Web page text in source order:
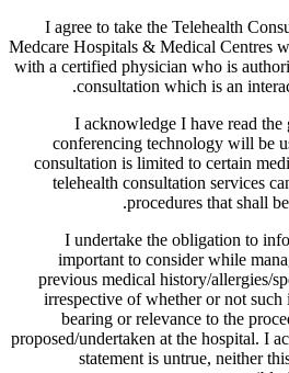
I agree to take the Telehealth
Medcare Hospitals & Medical Centres
with a certified physician who is
consultation which is an
I acknowledge I have read
conferencing technology will be
consultation is limited to certain
telehealth consultation services
procedures that shall
I undertake the obligation to
important to consider while
previous medical history/allergies/
irrespective of whether or not
bearing or relevance to the
proposed/undertaken at the hospital. I
statement is untrue, neither